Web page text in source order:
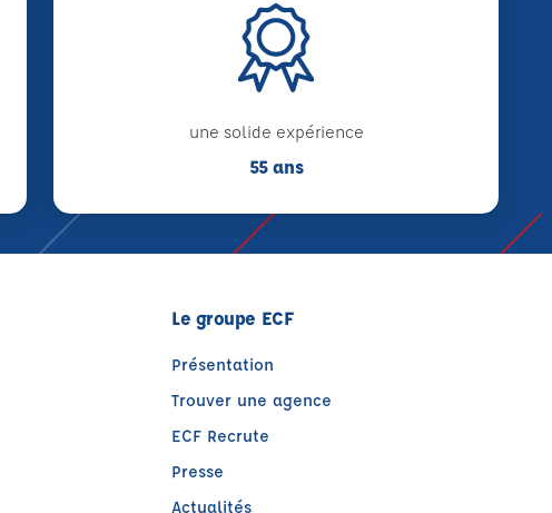
une solide expérience
55 ans
Le groupe ECF
Présentation
Trouver une agence
ECF Recrute
Presse
Actualités